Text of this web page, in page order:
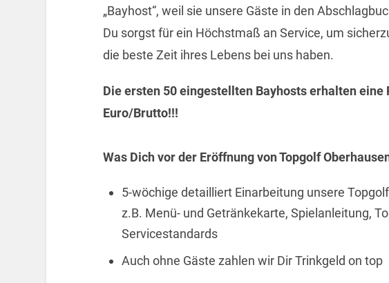
„Bayhost“, weil sie unsere Gäste in den
Du sorgst für ein Höchstmaß an Service, um
die beste Zeit ihres Lebens bei uns haben.
Die ersten 50 eingestellten Bayhosts erhalten eine
Euro/Brutto!!!
Was Dich vor der Eröffnung von Topgolf
5-wöchige detailliert Einarbeitung unsere
z.B. Menü- und Getränkekarte, Spielanleitung,
Servicestandards
Auch ohne Gäste zahlen wir Dir Trinkgeld on top